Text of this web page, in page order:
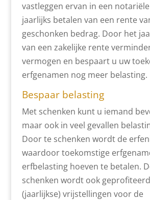
vastleggen ervan in een
jaarlijks betalen van een rente
geschonken bedrag. Door het
van een zakelijke rente
vermogen en bespaart u uw
erfgenamen nog meer belasting.
Bespaar belasting
Met schenken kunt u iemand
maar ook in veel gevallen
Door te schenken wordt de
waardoor toekomstige
erfbelasting hoeven te betalen.
schenken wordt ook
(jaarlijkse) vrijstellingen voor de